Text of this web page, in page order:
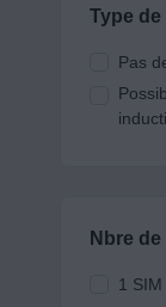
Type
Pas
Nbre de
1 SIM